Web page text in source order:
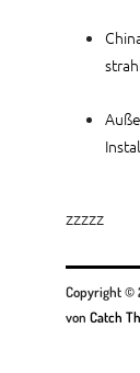
zzzzz
Copyright ©
von Catch